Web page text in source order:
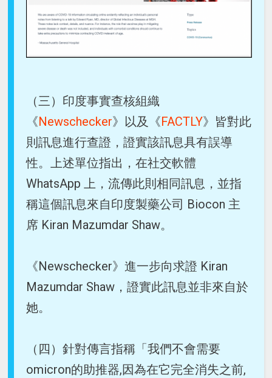
（三）印度事實查核組織
《Newschecker》以及《FACTLY》皆對此
則訊息進行查證，證實該訊息具有誤導
性。上述單位指出，在社交軟體
WhatsApp 上，流傳此則相同訊息，並指
稱這個訊息來自印度製藥公司 Biocon 主
席 Kiran Mazumdar Shaw。
《Newschecker》進一步向求證 Kiran
Mazumdar Shaw，證實此訊息並非來自於
她。
（四）針對傳言指稱「我們不會需要
omicron的助推器,因為在它完全消失之前,